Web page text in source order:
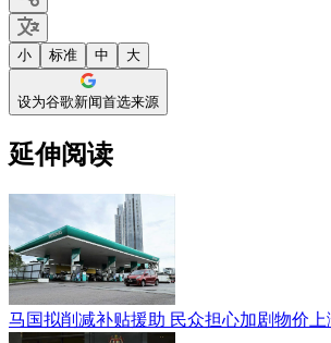
小 标准 中 大
设为谷歌新闻首选来源
延伸阅读
马国拟削减补贴援助 民众担心加剧物价上